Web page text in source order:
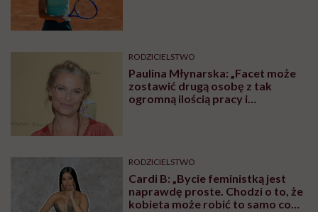
RODZICIELSTWO
Paulina Młynarska: „Facet może
zostawić drugą osobę z tak
ogromną ilością pracy i
RODZICIELSTWO
Cardi B: „Bycie feministką jest
naprawdę proste. Chodzi o to, że
kobieta może robić to samo co